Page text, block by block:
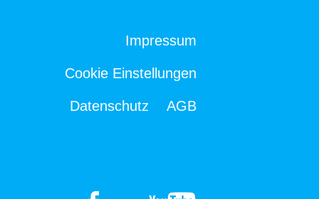
Impressum
Cookie Einstellungen
Datenschutz AGB